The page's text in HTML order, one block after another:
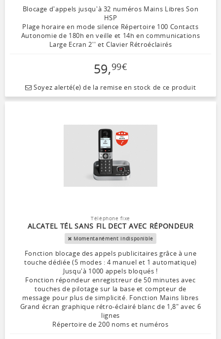
Blocage d'appels jusqu'à 32 numéros Mains Libres Son
HSP
Plage horaire en mode silence Répertoire 100 Contacts
Autonomie de 180h en veille et 14h en communications
Large Ecran 2'' et Clavier Rétroéclairés
59,99€
Soyez alerté(e) de la remise en stock de ce produit
Téléphone fixe
ALCATEL TÉL SANS FIL DECT AVEC RÉPONDEUR
Momentanément indisponible
Fonction blocage des appels publicitaires grâce à une
touche dédiée (5 modes : 4 manuel et 1 automatique)
Jusqu'à 1000 appels bloqués !
Fonction répondeur enregistreur de 50 minutes avec
touches de pilotage sur la base et compteur de
message pour plus de simplicité. Fonction Mains libres
Grand écran graphique rétro-éclairé blanc de 1,8" avec 6
lignes
Répertoire de 200 noms et numéros